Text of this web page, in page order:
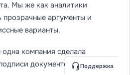
Мы же как аналитики
прозрачные аргументы и
варианты.
компания сделала
документов суперПоддержка